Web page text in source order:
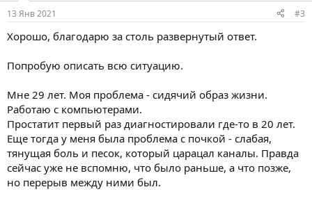
13 Янв 2021 #3
Хорошо, благодарю за столь развернутый ответ.
Попробую описать всю ситуацию.
Мне 29 лет. Моя проблема - сидячий образ жизни.
Работаю с компьютерами.
Простатит первый раз диагностировали где-то в 20 лет.
Еще тогда у меня была проблема с почкой - слабая,
тянущая боль и песок, который царацал каналы. Правда
сейчас уже не вспомню, что было раньше, а что позже,
но перерыв между ними был.